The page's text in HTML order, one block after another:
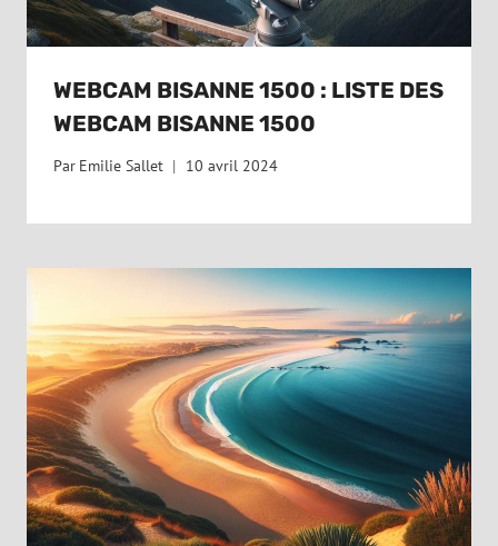
WEBCAM BISANNE 1500 : LISTE DES
WEBCAM BISANNE 1500
Par Emilie Sallet 10 avril 2024